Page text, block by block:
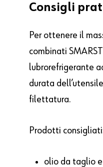
Consigli
Per ottenere il
combinati
lubrorefrigerante
durata
filettatura.
Prodotti
olio da taglio